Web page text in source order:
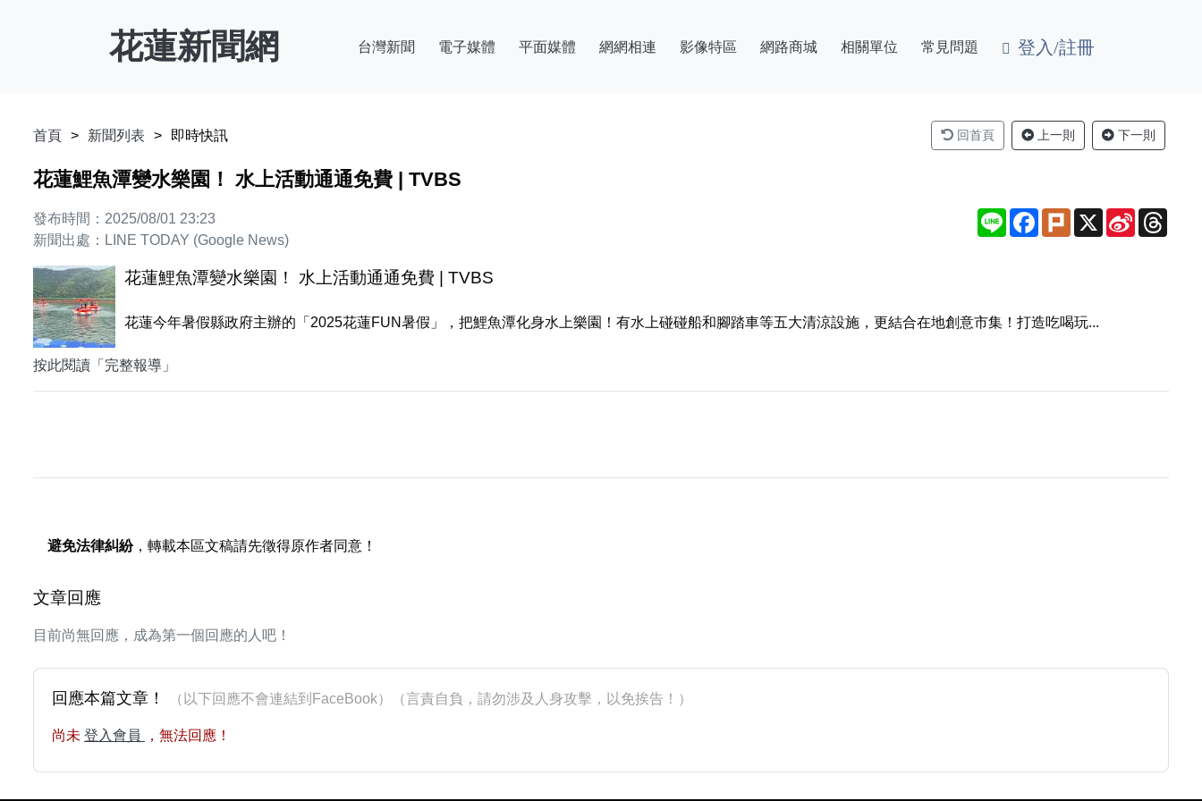
花蓮新聞網 台灣新聞 電子媒體 平面媒體 網網相連 影像特區 網路商城 相關單位 常見問題 登入/註冊
首頁 新聞列表 即時快訊 回首頁 上一則 下一則
花蓮鯉魚潭變水樂園！ 水上活動通通免費 | TVBS
發布時間：2025/08/01 23:23
新聞出處：LINE TODAY (Google News)
Line Facebook
Plurk X
Sina
Weibo
花蓮鯉魚潭變水樂園！ 水上活動通通免費 | TVBS
花蓮今年暑假縣政府主辦的「2025花蓮FUN暑假」，把鯉魚潭化身水上樂園！有水上碰碰船和腳踏車等五大清涼設施，更結合在地創意市集！打造吃喝玩...
按此閱讀「完整報導」
避免法律糾紛，轉載本區文稿請先徵得原作者同意！
文章回應
目前尚無回應，成為第一個回應的人吧！
回應本篇文章！ （以下回應不會連結到FaceBook）（言責自負，請勿涉及人身攻擊，以免挨告！）
尚未 登入會員 ，無法回應！